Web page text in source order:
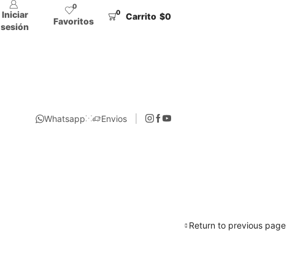
Iniciar
sesión
0
Favoritos
0 Carrito $0
Whatsapp Envios
Return to previous page